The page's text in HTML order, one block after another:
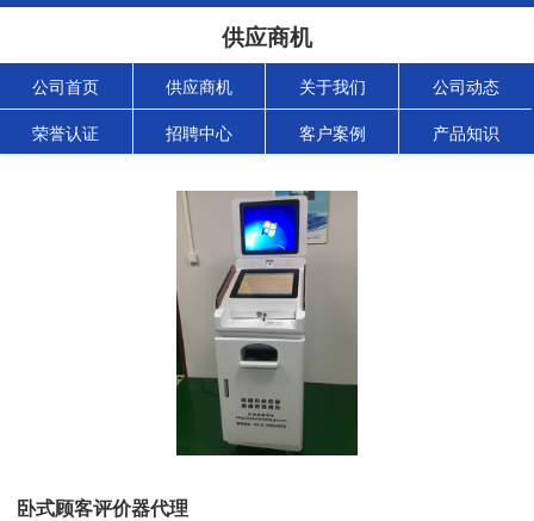
供应商机
公司首页 供应商机 关于我们 公司动态
荣誉认证 招聘中心 客户案例 产品知识
卧式顾客评价器代理